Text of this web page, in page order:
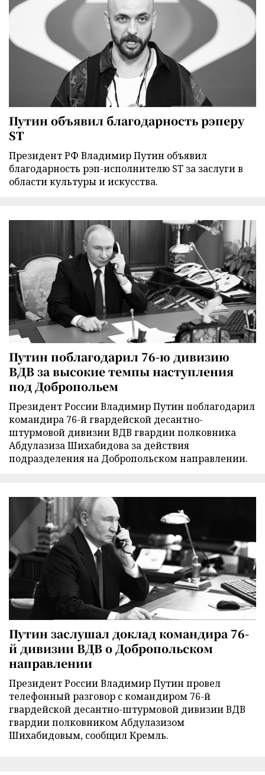
Путин объявил благодарность рэперу
ST
Президент РФ Владимир Путин объявил
благодарность рэп-исполнителю ST за заслуги в
области культуры и искусства.
Путин поблагодарил 76-ю дивизию
ВДВ за высокие темпы наступления
под Добропольем
Президент России Владимир Путин поблагодарил
командира 76-й гвардейской десантно-
штурмовой дивизии ВДВ гвардии полковника
Абдулазиза Шихабидова за действия
подразделения на Добропольском направлении.
Путин заслушал доклад командира 76-
й дивизии ВДВ о Добропольском
направлении
Президент России Владимир Путин провел
телефонный разговор с командиром 76-й
гвардейской десантно-штурмовой дивизии ВДВ
гвардии полковником Абдулазизом
Шихабидовым, сообщил Кремль.